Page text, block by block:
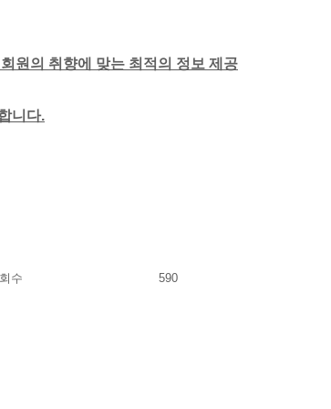
원의 취향에 맞는 최적의 정보 제공
니다.
수 590